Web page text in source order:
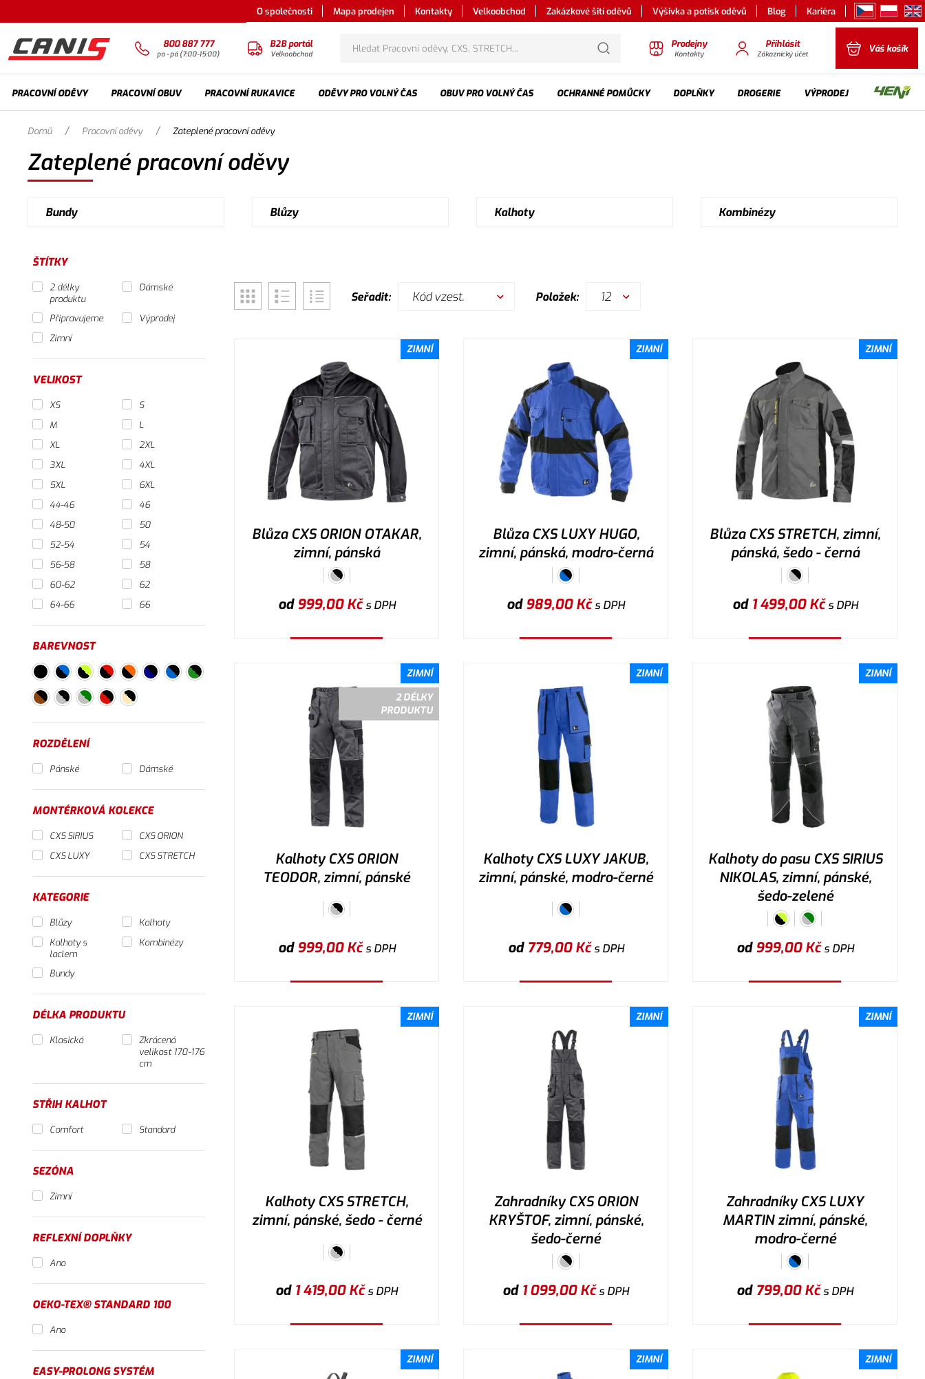
O společnosti Mapa prodejen Kontakty Velkoobchod Zakázkové šití oděvů Výšivka a potisk oděvů Blog Kariéra
800 887 777
po - pá (7:00-15:00)
B2B portál
Velkoobchod
Prodejny
Kontakty
Přihlásit
Zákaznický účet Váš košík
PRACOVNÍ ODĚVY PRACOVNÍ OBUV PRACOVNÍ RUKAVICE ODĚVY PRO VOLNÝ ČAS OBUV PRO VOLNÝ ČAS OCHRANNÉ POMŮCKY DOPLŇKY DROGERIE VÝPRODEJ
Domů / Pracovní oděvy / Zateplené pracovní oděvy
Zateplené pracovní oděvy
Bundy Blůzy Kalhoty Kombinézy
ŠTÍTKY
2 délky
produktu
Dámské
Připravujeme
Výprodej
Zimní
VELIKOST
XS
S
M
L
XL
2XL
3XL
4XL
5XL
6XL
44-46
46
48-50
50
52-54
54
56-58
58
60-62
62
64-66
66
BAREVNOST
ROZDĚLENÍ
Pánské Dámské
MONTÉRKOVÁ KOLEKCE
CXS SIRIUS
CXS ORION
CXS LUXY
CXS STRETCH
KATEGORIE
Blůzy
Kalhoty
Kalhoty s
laclem
Kombinézy
Bundy
DÉLKA PRODUKTU
Klasická
Zkrácená
velikost 170-176
cm
STŘIH KALHOT
Comfort Standard
SEZÓNA
Zimní
REFLEXNÍ DOPLŇKY
Ano
OEKO-TEX® STANDARD 100
Ano
EASY-PROLONG SYSTÉM
Seřadit: Kód vzest. Položek: 12
ZIMNÍ
Blůza CXS ORION OTAKAR,
zimní, pánská
od999,00Kčs DPH
ZIMNÍ
Blůza CXS LUXY HUGO,
zimní, pánská, modro-černá
od989,00Kčs DPH
ZIMNÍ
Blůza CXS STRETCH, zimní,
pánská, šedo - černá
od 1 499,00Kčs DPH
ZIMNÍ
2 DÉLKY
PRODUKTU
Kalhoty CXS ORION
TEODOR, zimní, pánské
od999,00Kčs DPH
ZIMNÍ
Kalhoty CXS LUXY JAKUB,
zimní, pánské, modro-černé
od 779,00Kčs DPH
ZIMNÍ
Kalhoty do pasu CXS SIRIUS
NIKOLAS, zimní, pánské,
šedo-zelené
od999,00Kčs DPH
ZIMNÍ
Kalhoty CXS STRETCH,
zimní, pánské, šedo - černé
od 1 419,00Kčs DPH
ZIMNÍ
Zahradníky CXS ORION
KRYŠTOF, zimní, pánské,
šedo-černé
od 1 099,00Kčs DPH
ZIMNÍ
Zahradníky CXS LUXY
MARTIN zimní, pánské,
modro-černé
od 799,00Kčs DPH
ZIMNÍ
ZIMNÍ ZIMNÍ